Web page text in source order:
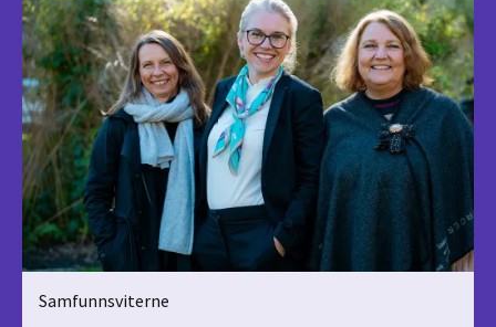
Samfunnsviterne